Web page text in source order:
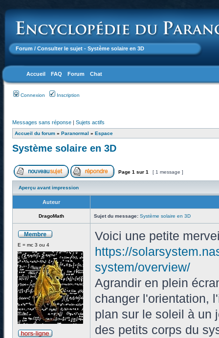
Forum / Consulter le sujet - Système solaire en 3D
Accueil FAQ Forum Chat
Connexion Inscription
Messages sans réponse | Sujets actifs
Accueil du forum » Paranormal » Espace
Système solaire en 3D
Page 1 sur 1 [ 1 message ]
Aperçu avant impression
Auteur
DragoMath Sujet du message: Système solaire en 3D
E = mc 3 ou 4
Voici une petite
https://
system/overview/
Agrandir en plein
changer l'orientation,
plan sur le soleil à un
des petits corps du